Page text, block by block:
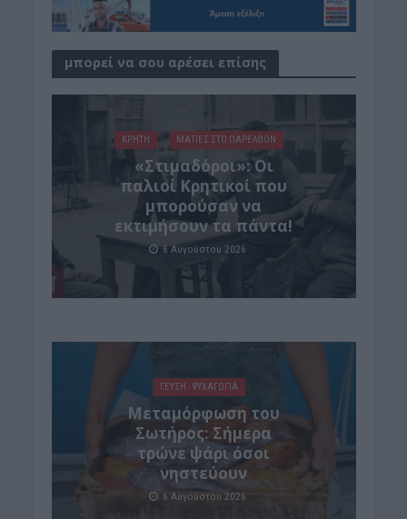
μπορεί να σου αρέσει επίσης
ΚΡΗΤΗ ΜΑΤΙΕΣ ΣΤΟ ΠΑΡΕΛΘΟΝ
«Στιμαδόροι»: Οι
παλιοί Κρητικοί που
μπορούσαν να
εκτιμήσουν τα πάντα!
6 Αυγούστου 2026
ΓΕΎΣΗ - ΨΥΧΑΓΩΓΊΑ
Μεταμόρφωση του
Σωτήρος: Σήμερα
τρώνε ψάρι όσοι
νηστεύουν
6 Αυγούστου 2026